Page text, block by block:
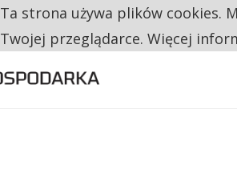
CO TRZECIĄ ZŁOTÓWKĘ Z EMERYTURY
Ta strona używa plików cookies.
Twojej przeglądarce. Więcej